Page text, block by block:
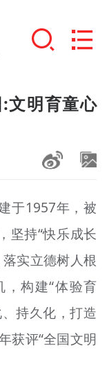
+
+
文明育童心
于1957年，被
坚持“快乐成长
实立德树人根
构建“体验育
持久化，打造
获评“全国文明